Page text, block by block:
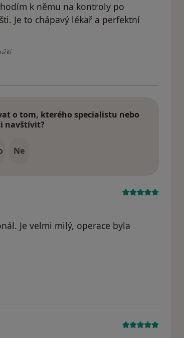
k němu na kontroly po
Je to chápavý lékař a perfektní
uživatele Kateřina Procházková
o tom, kterého specialistu nebo
navštívit?
Ne
Je velmi milý, operace byla
Nicolas